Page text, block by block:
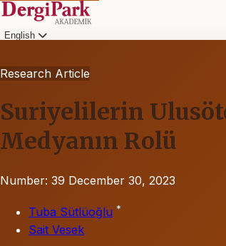
English
Research Article
Suriyelilerin
Medyanın Rolü
Number: 39 December 30, 2023
Tuba Sütlüoğlu *
Sait Vesek